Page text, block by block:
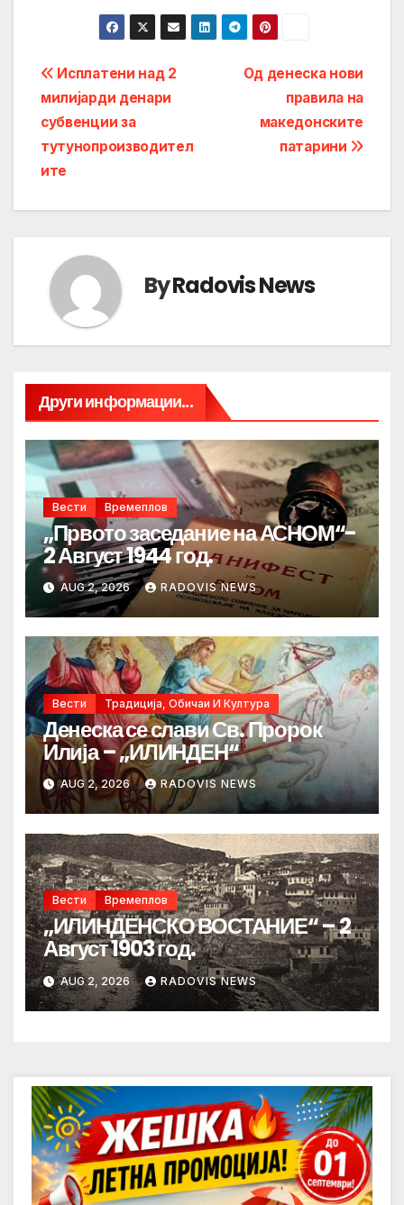
Post
navigation
Од денеска нови
правила на
македонските
патарини
Исплатени над 2
милијарди денари
субвенции за
тутунопроизводител
ите
ByRadovis News
Други информации...
Вести Времеплов
„Првото заседание на АСНОМ“-
2 Август 1944 год.
AUG 2, 2026 RADOVIS NEWS
Вести Традиција, Обичаи И Култура
Денеска се слави Св. Пророк
Илија – „ИЛИНДЕН“
AUG 2, 2026 RADOVIS NEWS
Вести Времеплов
„ИЛИНДЕНСКО ВОСТАНИЕ“ – 2
Август 1903 год.
AUG 2, 2026 RADOVIS NEWS